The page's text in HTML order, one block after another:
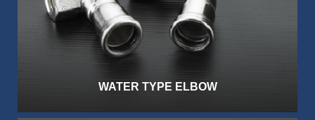
WATER TYPE ELBOW